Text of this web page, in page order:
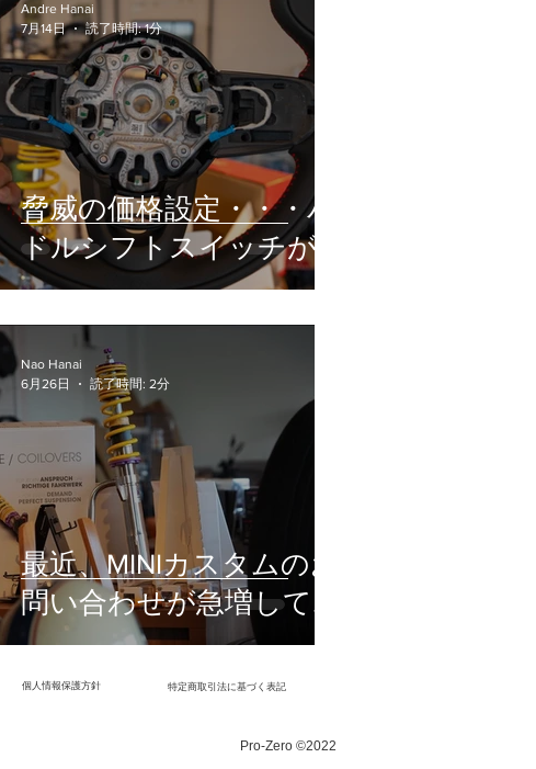
脅威の価格設定・・・パ
ドルシフトスイッチが
とんでも・・・
Andre Hanai
7月14日
読了時間: 1分
最近、MINIカスタムのお
問い合わせが急増して
います！
Nao Hanai
6月26日
読了時間: 2分
個人情報保護方針 ​特定商取引法に基づく表記
Pro-Zero ©2022